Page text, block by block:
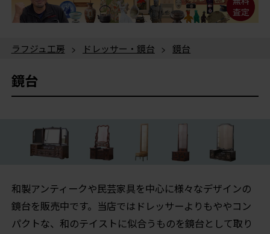
ラフジュ工房 > ドレッサー・鏡台 > 鏡台
鏡台
和製アンティークや民芸家具を中心に様々なデザインの
鏡台を販売中です。当店ではドレッサーよりもややコン
パクトな、和のテイストに似合うものを鏡台として取り